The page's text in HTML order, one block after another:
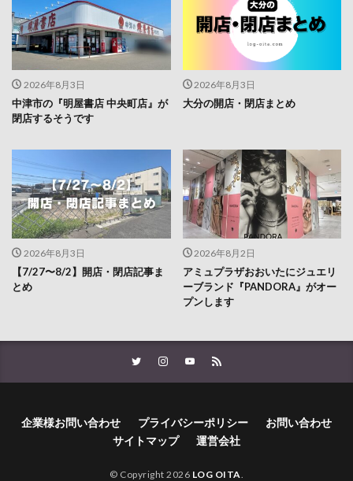
2026年8月3日
中津市の『明屋書店 中央町店』が
閉店するそうです
2026年8月3日
大分の開店・閉店まとめ
2026年8月3日
【7/27〜8/2】開店・閉店記事ま
とめ
2026年8月2日
アミュプラザおおいたにジュエリ
ーブランド『PANDORA』がオー
プンします
企業様お問い合わせ プライバシーポリシー
お問い合わせ
サイトマップ
運営会社
© Copyright 2026 LOG OITA